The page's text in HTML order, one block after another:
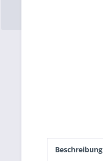
Beschreibung